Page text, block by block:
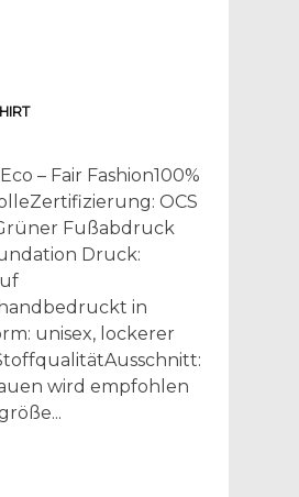
– Fair Fashion100%
OCS
Fußabdruck
Druck:
in
unisex, lockerer
wird empfohlen